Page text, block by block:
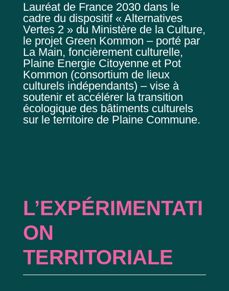
Lauréat de France 2030 dans le
cadre du dispositif « Alternatives
Vertes 2 » du Ministère de la Culture,
le projet Green Kommon – porté par
La Main, foncièrement culturelle,
Plaine Energie Citoyenne et Pot
Kommon (consortium de lieux
culturels indépendants) – vise à
soutenir et accélérer la transition
écologique des bâtiments culturels
sur le territoire de Plaine Commune.
L’EXPÉRIMENTATI
ON
TERRITORIALE